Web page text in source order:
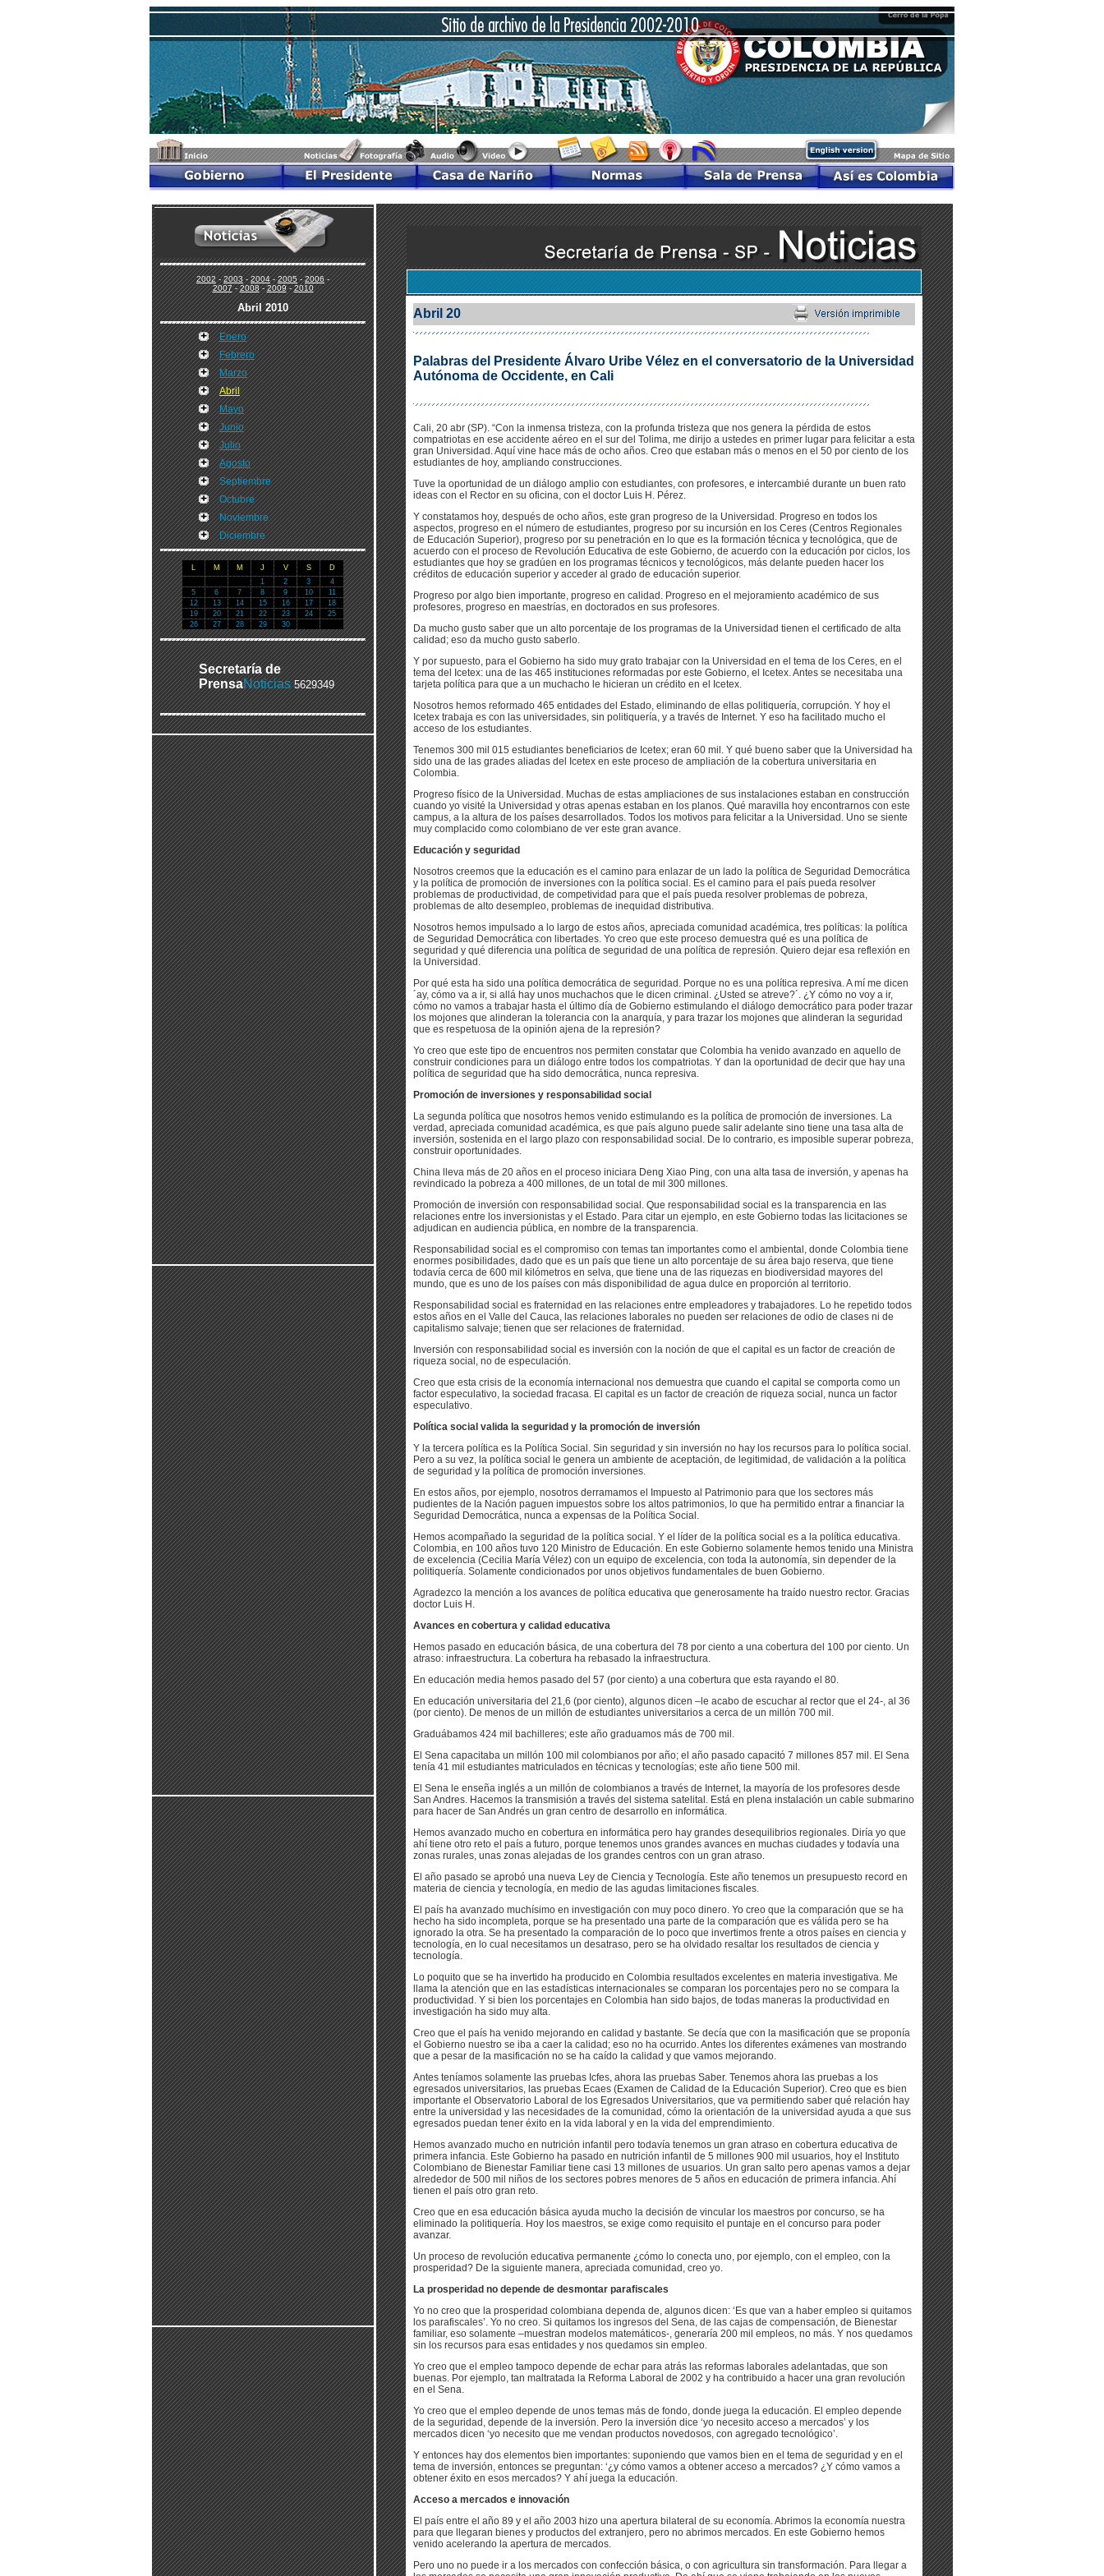
2002-2003-2004-2005-2006-
2007-2008-2009-2010
Abril 2010
Enero
Febrero
Marzo
Abril
Mayo
Junio
Julio
Agosto
Septiembre
Octubre
Noviembre
Diciembre
L M M J V S
D
1
2 3
4
5
6 7 8 9 10
11
12
13 14 15 16 17
18
19
20 21 22 23 24
25
26
27 28 29 30
Secretaría de
PrensaNoticias 5629349
Abril 20
Palabras del Presidente Álvaro Uribe Vélez en el conversatorio de la Universidad
Autónoma de Occidente, en Cali
Cali, 20 abr (SP). “Con la inmensa tristeza, con la profunda tristeza que nos genera la pérdida de estos
compatriotas en ese accidente aéreo en el sur del Tolima, me dirijo a ustedes en primer lugar para felicitar a esta
gran Universidad. Aquí vine hace más de ocho años. Creo que estaban más o menos en el 50 por ciento de los
estudiantes de hoy, ampliando construcciones.
Tuve la oportunidad de un diálogo amplio con estudiantes, con profesores, e intercambié durante un buen rato
ideas con el Rector en su oficina, con el doctor Luis H. Pérez.
Y constatamos hoy, después de ocho años, este gran progreso de la Universidad. Progreso en todos los
aspectos, progreso en el número de estudiantes, progreso por su incursión en los Ceres (Centros Regionales
de Educación Superior), progreso por su penetración en lo que es la formación técnica y tecnológica, que de
acuerdo con el proceso de Revolución Educativa de este Gobierno, de acuerdo con la educación por ciclos, los
estudiantes que hoy se gradúen en los programas técnicos y tecnológicos, más delante pueden hacer los
créditos de educación superior y acceder al grado de educación superior.
Progreso por algo bien importante, progreso en calidad. Progreso en el mejoramiento académico de sus
profesores, progreso en maestrías, en doctorados en sus profesores.
Da mucho gusto saber que un alto porcentaje de los programas de la Universidad tienen el certificado de alta
calidad; eso da mucho gusto saberlo.
Y por supuesto, para el Gobierno ha sido muy grato trabajar con la Universidad en el tema de los Ceres, en el
tema del Icetex: una de las 465 instituciones reformadas por este Gobierno, el Icetex. Antes se necesitaba una
tarjeta política para que a un muchacho le hicieran un crédito en el Icetex.
Nosotros hemos reformado 465 entidades del Estado, eliminando de ellas politiquería, corrupción. Y hoy el
Icetex trabaja es con las universidades, sin politiquería, y a través de Internet. Y eso ha facilitado mucho el
acceso de los estudiantes.
Tenemos 300 mil 015 estudiantes beneficiarios de Icetex; eran 60 mil. Y qué bueno saber que la Universidad ha
sido una de las grades aliadas del Icetex en este proceso de ampliación de la cobertura universitaria en
Colombia.
Progreso físico de la Universidad. Muchas de estas ampliaciones de sus instalaciones estaban en construcción
cuando yo visité la Universidad y otras apenas estaban en los planos. Qué maravilla hoy encontrarnos con este
campus, a la altura de los países desarrollados. Todos los motivos para felicitar a la Universidad. Uno se siente
muy complacido como colombiano de ver este gran avance.
Educación y seguridad
Nosotros creemos que la educación es el camino para enlazar de un lado la política de Seguridad Democrática
y la política de promoción de inversiones con la política social. Es el camino para el país pueda resolver
problemas de productividad, de competividad para que el país pueda resolver problemas de pobreza,
problemas de alto desempleo, problemas de inequidad distributiva.
Nosotros hemos impulsado a lo largo de estos años, apreciada comunidad académica, tres políticas: la política
de Seguridad Democrática con libertades. Yo creo que este proceso demuestra qué es una política de
seguridad y qué diferencia una política de seguridad de una política de represión. Quiero dejar esa reflexión en
la Universidad.
Por qué esta ha sido una política democrática de seguridad. Porque no es una política represiva. A mí me dicen
´ay, cómo va a ir, si allá hay unos muchachos que le dicen criminal. ¿Usted se atreve?´. ¿Y cómo no voy a ir,
cómo no vamos a trabajar hasta el último día de Gobierno estimulando el diálogo democrático para poder trazar
los mojones que alinderan la tolerancia con la anarquía, y para trazar los mojones que alinderan la seguridad
que es respetuosa de la opinión ajena de la represión?
Yo creo que este tipo de encuentros nos permiten constatar que Colombia ha venido avanzado en aquello de
construir condiciones para un diálogo entre todos los compatriotas. Y dan la oportunidad de decir que hay una
política de seguridad que ha sido democrática, nunca represiva.
Promoción de inversiones y responsabilidad social
La segunda política que nosotros hemos venido estimulando es la política de promoción de inversiones. La
verdad, apreciada comunidad académica, es que país alguno puede salir adelante sino tiene una tasa alta de
inversión, sostenida en el largo plazo con responsabilidad social. De lo contrario, es imposible superar pobreza,
construir oportunidades.
China lleva más de 20 años en el proceso iniciara Deng Xiao Ping, con una alta tasa de inversión, y apenas ha
revindicado la pobreza a 400 millones, de un total de mil 300 millones.
Promoción de inversión con responsabilidad social. Que responsabilidad social es la transparencia en las
relaciones entre los inversionistas y el Estado. Para citar un ejemplo, en este Gobierno todas las licitaciones se
adjudican en audiencia pública, en nombre de la transparencia.
Responsabilidad social es el compromiso con temas tan importantes como el ambiental, donde Colombia tiene
enormes posibilidades, dado que es un país que tiene un alto porcentaje de su área bajo reserva, que tiene
todavía cerca de 600 mil kilómetros en selva, que tiene una de las riquezas en biodiversidad mayores del
mundo, que es uno de los países con más disponibilidad de agua dulce en proporción al territorio.
Responsabilidad social es fraternidad en las relaciones entre empleadores y trabajadores. Lo he repetido todos
estos años en el Valle del Cauca, las relaciones laborales no pueden ser relaciones de odio de clases ni de
capitalismo salvaje; tienen que ser relaciones de fraternidad.
Inversión con responsabilidad social es inversión con la noción de que el capital es un factor de creación de
riqueza social, no de especulación.
Creo que esta crisis de la economía internacional nos demuestra que cuando el capital se comporta como un
factor especulativo, la sociedad fracasa. El capital es un factor de creación de riqueza social, nunca un factor
especulativo.
Política social valida la seguridad y la promoción de inversión
Y la tercera política es la Política Social. Sin seguridad y sin inversión no hay los recursos para lo política social.
Pero a su vez, la política social le genera un ambiente de aceptación, de legitimidad, de validación a la política
de seguridad y la política de promoción inversiones.
En estos años, por ejemplo, nosotros derramamos el Impuesto al Patrimonio para que los sectores más
pudientes de la Nación paguen impuestos sobre los altos patrimonios, lo que ha permitido entrar a financiar la
Seguridad Democrática, nunca a expensas de la Política Social.
Hemos acompañado la seguridad de la política social. Y el líder de la política social es a la política educativa.
Colombia, en 100 años tuvo 120 Ministro de Educación. En este Gobierno solamente hemos tenido una Ministra
de excelencia (Cecilia María Vélez) con un equipo de excelencia, con toda la autonomía, sin depender de la
politiquería. Solamente condicionados por unos objetivos fundamentales de buen Gobierno.
Agradezco la mención a los avances de política educativa que generosamente ha traído nuestro rector. Gracias
doctor Luis H.
Avances en cobertura y calidad educativa
Hemos pasado en educación básica, de una cobertura del 78 por ciento a una cobertura del 100 por ciento. Un
atraso: infraestructura. La cobertura ha rebasado la infraestructura.
En educación media hemos pasado del 57 (por ciento) a una cobertura que esta rayando el 80.
En educación universitaria del 21,6 (por ciento), algunos dicen –le acabo de escuchar al rector que el 24-, al 36
(por ciento). De menos de un millón de estudiantes universitarios a cerca de un millón 700 mil.
Graduábamos 424 mil bachilleres; este año graduamos más de 700 mil.
El Sena capacitaba un millón 100 mil colombianos por año; el año pasado capacitó 7 millones 857 mil. El Sena
tenía 41 mil estudiantes matriculados en técnicas y tecnologías; este año tiene 500 mil.
El Sena le enseña inglés a un millón de colombianos a través de Internet, la mayoría de los profesores desde
San Andres. Hacemos la transmisión a través del sistema satelital. Está en plena instalación un cable submarino
para hacer de San Andrés un gran centro de desarrollo en informática.
Hemos avanzado mucho en cobertura en informática pero hay grandes desequilibrios regionales. Diría yo que
ahí tiene otro reto el país a futuro, porque tenemos unos grandes avances en muchas ciudades y todavía una
zonas rurales, unas zonas alejadas de los grandes centros con un gran atraso.
El año pasado se aprobó una nueva Ley de Ciencia y Tecnología. Este año tenemos un presupuesto record en
materia de ciencia y tecnología, en medio de las agudas limitaciones fiscales.
El país ha avanzado muchísimo en investigación con muy poco dinero. Yo creo que la comparación que se ha
hecho ha sido incompleta, porque se ha presentado una parte de la comparación que es válida pero se ha
ignorado la otra. Se ha presentado la comparación de lo poco que invertimos frente a otros países en ciencia y
tecnología, en lo cual necesitamos un desatraso, pero se ha olvidado resaltar los resultados de ciencia y
tecnología.
Lo poquito que se ha invertido ha producido en Colombia resultados excelentes en materia investigativa. Me
llama la atención que en las estadísticas internacionales se comparan los porcentajes pero no se compara la
productividad. Y si bien los porcentajes en Colombia han sido bajos, de todas maneras la productividad en
investigación ha sido muy alta.
Creo que el país ha venido mejorando en calidad y bastante. Se decía que con la masificación que se proponía
el Gobierno nuestro se iba a caer la calidad; eso no ha ocurrido. Antes los diferentes exámenes van mostrando
que a pesar de la masificación no se ha caído la calidad y que vamos mejorando.
Antes teníamos solamente las pruebas Icfes, ahora las pruebas Saber. Tenemos ahora las pruebas a los
egresados universitarios, las pruebas Ecaes (Examen de Calidad de la Educación Superior). Creo que es bien
importante el Observatorio Laboral de los Egresados Universitarios, que va permitiendo saber qué relación hay
entre la universidad y las necesidades de la comunidad, cómo la orientación de la universidad ayuda a que sus
egresados puedan tener éxito en la vida laboral y en la vida del emprendimiento.
Hemos avanzado mucho en nutrición infantil pero todavía tenemos un gran atraso en cobertura educativa de
primera infancia. Este Gobierno ha pasado en nutrición infantil de 5 millones 900 mil usuarios, hoy el Instituto
Colombiano de Bienestar Familiar tiene casi 13 millones de usuarios. Un gran salto pero apenas vamos a dejar
alrededor de 500 mil niños de los sectores pobres menores de 5 años en educación de primera infancia. Ahí
tienen el país otro gran reto.
Creo que en esa educación básica ayuda mucho la decisión de vincular los maestros por concurso, se ha
eliminado la politiquería. Hoy los maestros, se exige como requisito el puntaje en el concurso para poder
avanzar.
Un proceso de revolución educativa permanente ¿cómo lo conecta uno, por ejemplo, con el empleo, con la
prosperidad? De la siguiente manera, apreciada comunidad, creo yo.
La prosperidad no depende de desmontar parafiscales
Yo no creo que la prosperidad colombiana dependa de, algunos dicen: ‘Es que van a haber empleo si quitamos
los parafiscales’. Yo no creo. Si quitamos los ingresos del Sena, de las cajas de compensación, de Bienestar
familiar, eso solamente –muestran modelos matemáticos-, generaría 200 mil empleos, no más. Y nos quedamos
sin los recursos para esas entidades y nos quedamos sin empleo.
Yo creo que el empleo tampoco depende de echar para atrás las reformas laborales adelantadas, que son
buenas. Por ejemplo, tan maltratada la Reforma Laboral de 2002 y ha contribuido a hacer una gran revolución
en el Sena.
Yo creo que el empleo depende de unos temas más de fondo, donde juega la educación. El empleo depende
de la seguridad, depende de la inversión. Pero la inversión dice ‘yo necesito acceso a mercados’ y los
mercados dicen ‘yo necesito que me vendan productos novedosos, con agregado tecnológico’.
Y entonces hay dos elementos bien importantes: suponiendo que vamos bien en el tema de seguridad y en el
tema de inversión, entonces se preguntan: ‘¿y cómo vamos a obtener acceso a mercados? ¿Y cómo vamos a
obtener éxito en esos mercados? Y ahí juega la educación.
Acceso a mercados e innovación
El país entre el año 89 y el año 2003 hizo una apertura bilateral de su economía. Abrimos la economía nuestra
para que llegaran bienes y productos del extranjero, pero no abrimos mercados. En este Gobierno hemos
venido acelerando la apertura de mercados.
Pero uno no puede ir a los mercados con confección básica, o con agricultura sin transformación. Para llegar a